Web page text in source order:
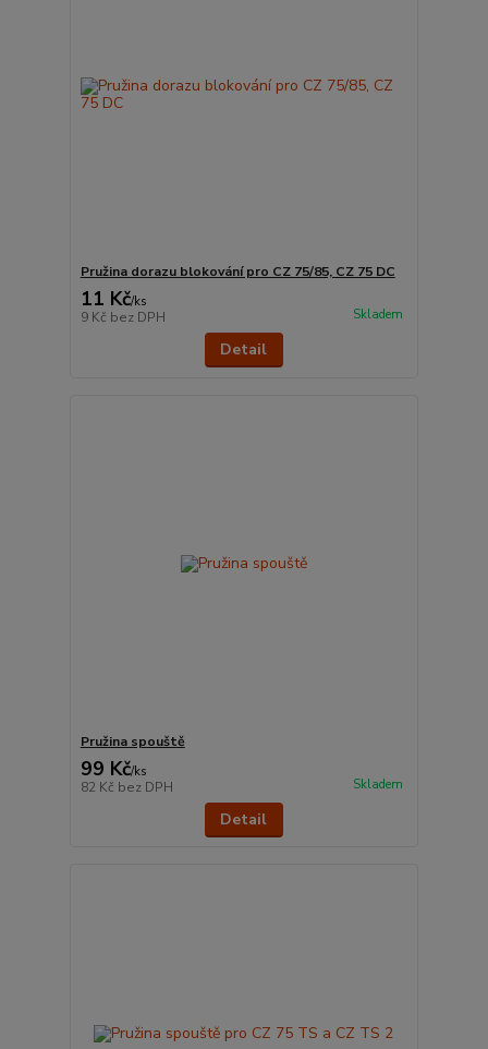
Pružina dorazu blokování pro CZ 75/85, CZ 75 DC
11 Kč/ks
9 Kč bez DPH Skladem
Detail
Pružina spouště
99 Kč/ks
82 Kč bez DPH Skladem
Detail